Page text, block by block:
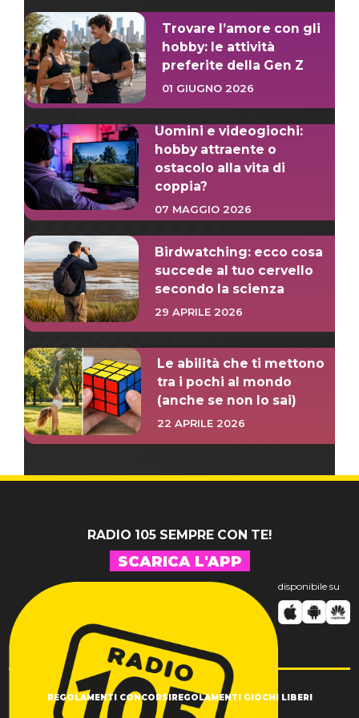
Trovare l’amore con gli
hobby: le attività
preferite della Gen Z
01 GIUGNO 2026
Uomini e videogiochi:
hobby attraente o
ostacolo alla vita di
coppia?
07 MAGGIO 2026
Birdwatching: ecco cosa
succede al tuo cervello
secondo la scienza
29 APRILE 2026
Le abilità che ti mettono
tra i pochi al mondo
(anche se non lo sai)
22 APRILE 2026
RADIO 105 SEMPRE CON TE!
SCARICA L'APP
disponibile su
REGOLAMENTI CONCORSIREGOLAMENTI GIOCHI LIBERI